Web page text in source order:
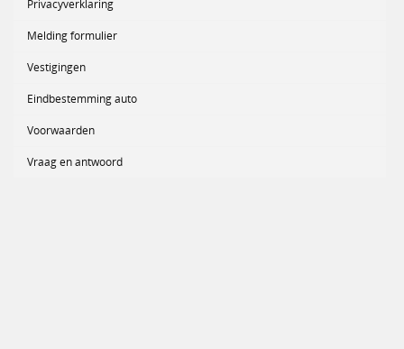
Privacyverklaring
Melding formulier
Vestigingen
Eindbestemming auto
Voorwaarden
Vraag en antwoord